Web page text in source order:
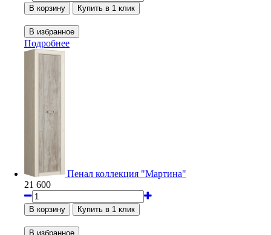
Подробнее
Пенал коллекция "Мартина"
21 600